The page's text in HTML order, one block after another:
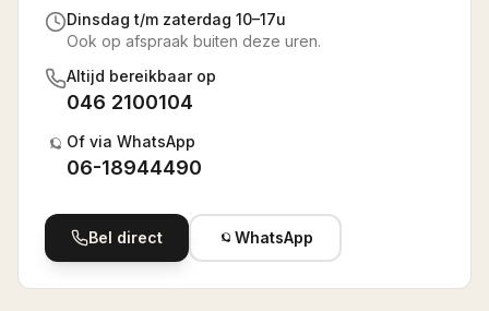
Dinsdag t/m zaterdag 10–17u
Ook op afspraak buiten deze uren.
Altijd bereikbaar op
046 2100104
Of via WhatsApp
06-18944490
Bel direct WhatsApp